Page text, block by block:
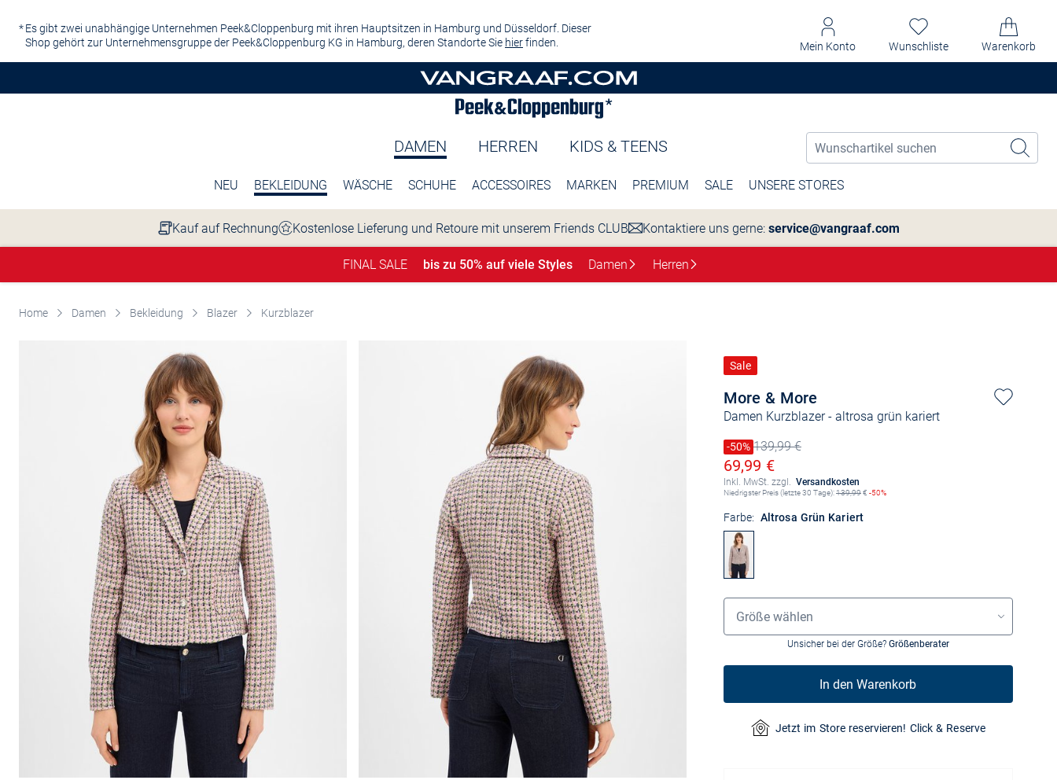
Es gibt zwei unabhängige Unternehmen Peek&Cloppenburg mit ihren Hauptsitzen in Hamburg und Düsseldorf. Dieser
Shop gehört zur Unternehmensgruppe der Peek&Cloppenburg KG in Hamburg, deren Standorte Sie hierfinden. Mein Konto Wunschliste Warenkorb
DAMEN HERREN KIDS & TEENS
NEU BEKLEIDUNG WÄSCHE SCHUHE ACCESSOIRES MARKEN PREMIUM SALE UNSERE STORES
Kauf auf Rechnung Kostenlose Lieferung und Retoure mit unserem Friends CLUB Kontaktiere uns gerne: service@vangraaf.com
FINAL SALE bis zu 50% auf viele Styles Damen Herren
Home Damen Bekleidung Blazer Kurzblazer
More & More
Damen Kurzblazer- altrosa grün kariert
Sale
Preis reduziert um
-50%
Alter Preis139,99 €
Ermäßigter Preis
69,99 €
Inkl. MwSt. zzgl. Versandkosten
Niedrigster Preis (letzte 30 Tage):139,99€ -50%
Farbe: Altrosa Grün Kariert
Größenauswahl
Größe wählen
Unsicher bei der Größe? Größenberater
In den Warenkorb
Jetzt im Store reservieren! Click & Reserve